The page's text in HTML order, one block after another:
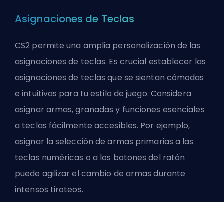
Asignaciones de Teclas
CS2 permite una amplia personalización de las
asignaciones de teclas. Es crucial establecer las
asignaciones de teclas que se sientan cómodas
e intuitivas para tu estilo de juego. Considera
asignar armas, granadas y funciones esenciales
a teclas fácilmente accesibles. Por ejemplo,
asignar la selección de armas primarias a las
teclas numéricas o a los botones del ratón
puede agilizar el cambio de armas durante
intensos tiroteos.